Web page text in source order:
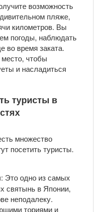
возможность
пляже,
километров. Вы
погоды, наблюдать
во время заката.
чтобы
и насладиться
туристы в
множество
посетить туристы.
: Это одно из самых
святынь в Японии,
неподалеку.
ториями и